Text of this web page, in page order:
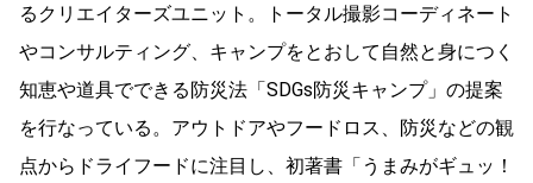
るクリエイターズユニット。トータル撮影コーディネート
やコンサルティング、キャンプをとおして自然と身につく
知恵や道具でできる防災法「SDGs防災キャンプ」の提案
を行なっている。アウトドアやフードロス、防災などの観
点からドライフードに注目し、初著書「うまみがギュッ！